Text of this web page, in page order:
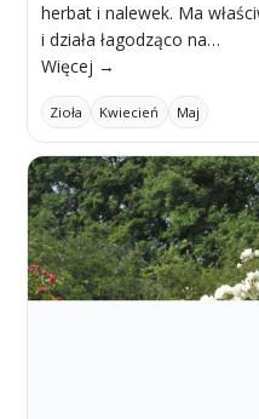
herbat i nalewek. Ma
i działa łagodząco na…
Więcej →
Zioła Kwiecień Maj